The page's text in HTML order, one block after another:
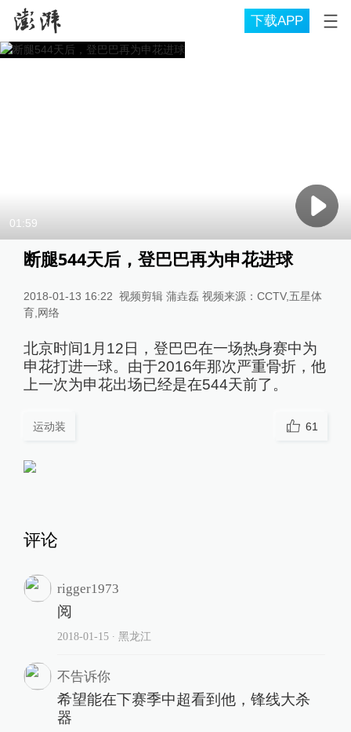
下载APP
01:59
断腿544天后，登巴巴再为申花进球
2018-01-13 16:22 视频剪辑 蒲垚磊 视频来源：CCTV,五星体
育,网络
北京时间1月12日，登巴巴在一场热身赛中为
申花打进一球。由于2016年那次严重骨折，他
上一次为申花出场已经是在544天前了。
运动装 61
评论
rigger1973
阅
2018-01-15∙ 黑龙江
不告诉你
希望能在下赛季中超看到他，锋线大杀
器